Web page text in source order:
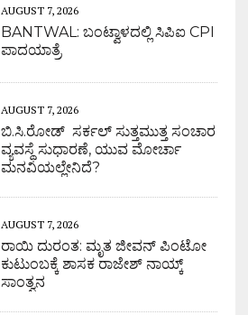
AUGUST 7, 2026
BANTWAL: ಬಂಟ್ವಾಳದಲ್ಲಿ ಸಿಪಿಐ CPI
ಪಾದಯಾತ್ರೆ
AUGUST 7, 2026
ಬಿ.ಸಿ.ರೋಡ್ ಸರ್ಕಲ್ ಸುತ್ತಮುತ್ತ ಸಂಚಾರ
ವ್ಯವಸ್ಥೆ ಸುಧಾರಣೆ, ಯುವ ಮೋರ್ಚಾ
ಮನವಿಯಲ್ಲೇನಿದೆ?
AUGUST 7, 2026
ರಾಯಿ ದುರಂತ: ಮೃತ ಜೀವನ್ ಪಿಂಟೋ
ಕುಟುಂಬಕ್ಕೆ ಶಾಸಕ ರಾಜೇಶ್ ನಾಯ್ಕ್
ಸಾಂತ್ವನ